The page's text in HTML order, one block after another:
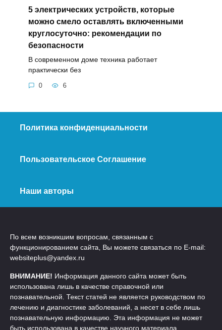
5 электрических устройств, которые
можно смело оставлять включенными
круглосуточно: рекомендации по
безопасности
В современном доме техника работает
практически без
0 6
Политика конфиденциальности
Пользовательское Соглашение
Наши авторы
По всем возникшим вопросам, связанным с
функционированием сайта, Вы можете связаться по E-mail:
websiteplus@yandex.ru
ВНИМАНИЕ! Информация данного сайта может быть
использована лишь в качестве справочной или
познавательной. Текст статей не является руководством по
лечению и диагностике заболеваний, а несет в себе лишь
познавательную информацию. Эта информация не может
быть использована в качестве научного материала,